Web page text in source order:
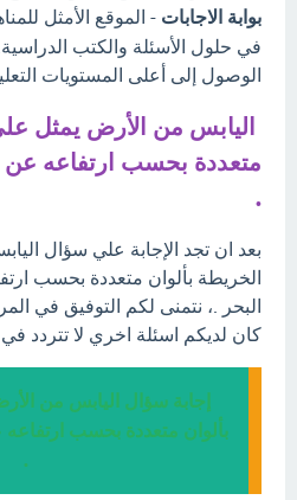
بوابة الاجابات - الموقع الأمثل
في حلول الأسئلة والكتب
الوصول إلى أعلى المستويات
اليابس من الأرض يمثل
متعددة بحسب ارتفاعه
.
بعد ان تجد الإجابة علي سؤال
الخريطة بألوان متعددة بحسب
البحر .، نتمنى لكم التوفيق في
كان لديكم اسئلة اخري لا تتردد
إجابة سؤال اليابس من
بألوان متعددة بحسب
.